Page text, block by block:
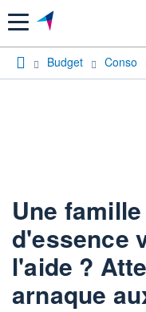
Menu
Budget Conso
Une
d'essence
l'aide ?
arnaque